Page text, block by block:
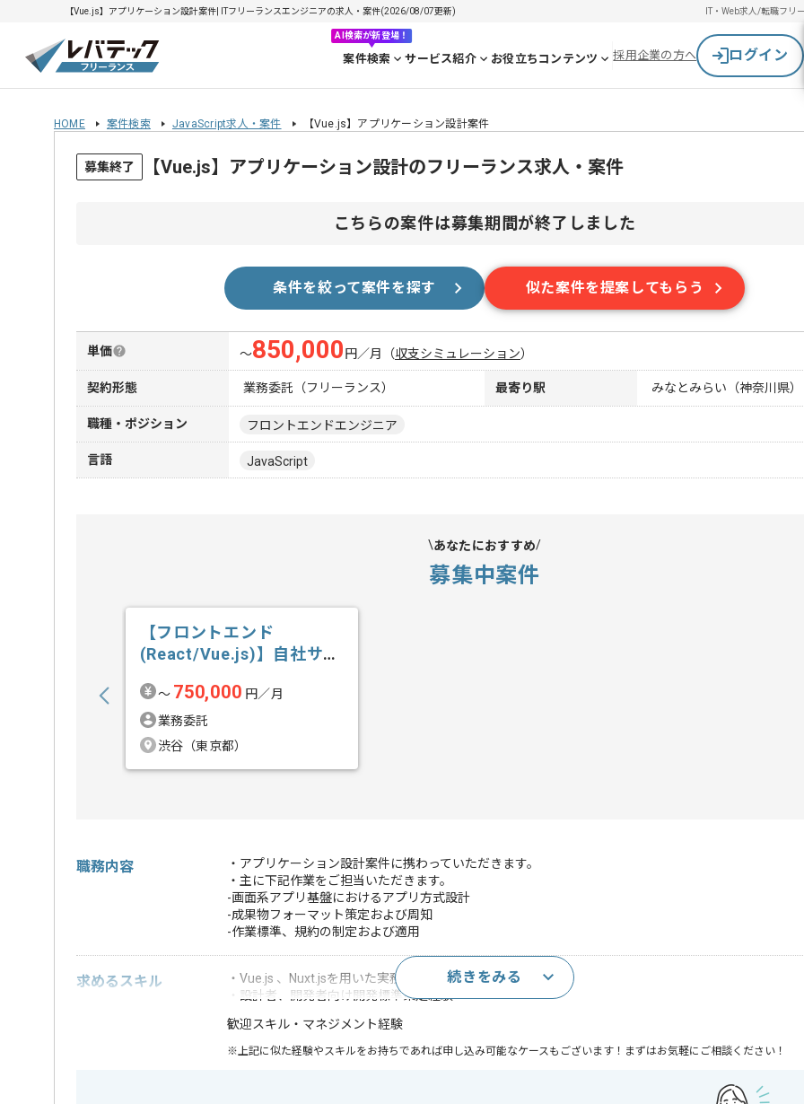
【Vue.js】アプリケーション設計案件| ITフリーランスエンジニアの求人・案件(2026/08/07更新) IT・Web求人/転職フリ
AI検索が新登場！
案件検索 サービス紹介 お役立ちコンテンツ 採用企業の方へ ログイン
HOME 案件検索 JavaScript求人・案件 【Vue.js】アプリケーション設計案件
募集終了 【Vue.js】アプリケーション設計のフリーランス求人・案件
こちらの案件は募集期間が終了しました
条件を絞って案件を探す 似た案件を提案してもらう
単価 〜850,000 円／月 （収支シミュレーション）
契約形態 業務委託（フリーランス） 最寄り駅 みなとみらい（神奈川県）
職種・ポジション フロントエンドエンジニア
言語 JavaScript
あなたにおすすめ
募集中案件
【フロントエンド
(React/Vue.js)】自社サー
〜 750,000 円／月
業務委託
渋谷（東京都）
職務内容
・アプリケーション設計案件に携わっていただきます。
・主に下記作業をご担当いただきます。
-画面系アプリ基盤におけるアプリ方式設計
-成果物フォーマット策定および周知
-作業標準、規約の制定および適用
求めるスキル
・Vue.js 、Nuxt.jsを用いた実務経験
・設計者、開発者向け開発標準策定経験
歓迎スキル ・マネジメント経験
※上記に似た経験やスキルをお持ちであれば申し込み可能なケースもございます！まずはお気軽にご相談ください！
続きをみる